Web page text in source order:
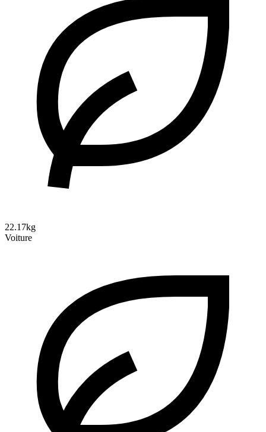
22.17kg
Voiture